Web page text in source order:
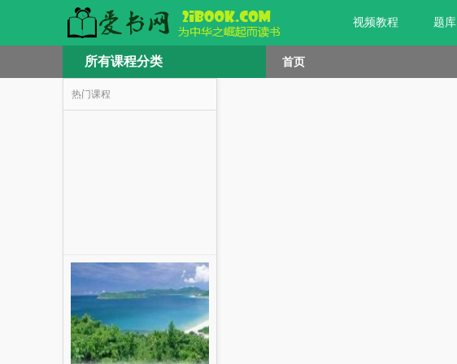
视频教程 题库
所有课程分类 首页
热门课程